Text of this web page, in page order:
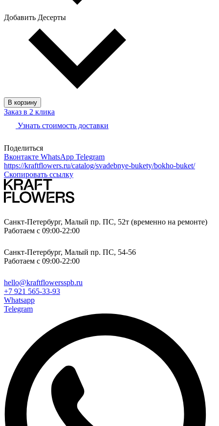
Добавить Десерты
В корзину
Заказ в 2 клика
Узнать стоимость доставки
Поделиться
Вконтакте WhatsApp Telegram
https://kraftflowers.ru/catalog/svadebnye-bukety/bokho-buket/
Скопировать ссылку
Санкт-Петербург, Малый пр. ПС, 52т (временно на ремонте)
Работаем с 09:00-22:00
Санкт-Петербург, Малый пр. ПС, 54-56
Работаем с 09:00-22:00
hello@kraftflowersspb.ru
+7 921 565-33-93
Whatsapp
Telegram